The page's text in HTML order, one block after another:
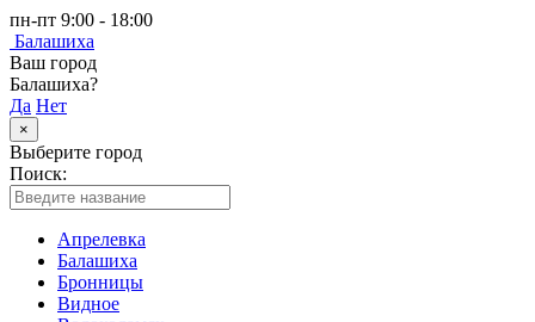
пн-пт 9:00 - 18:00
Балашиха
Ваш город
Балашиха?
Да Нет
×
Выберите город
Поиск:
Апрелевка
Балашиха
Бронницы
Видное